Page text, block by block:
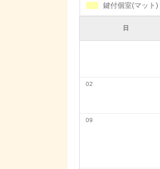
鍵付個室(マット)
日
02
09